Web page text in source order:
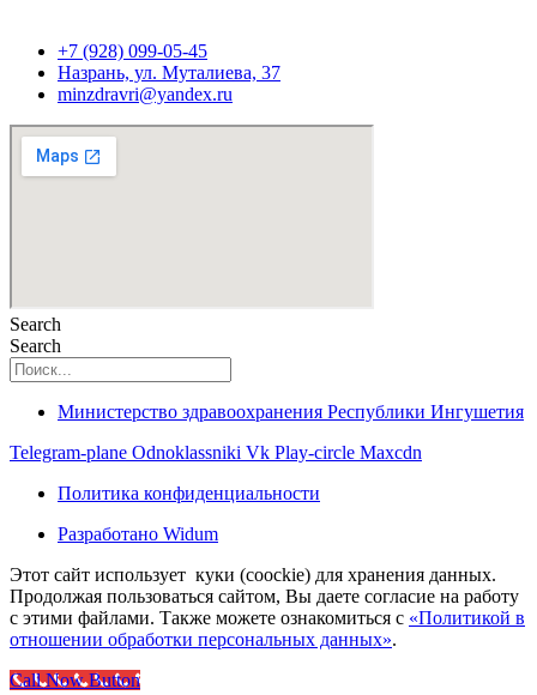
+7 (928) 099-05-45
Назрань, ул. Муталиева, 37
minzdravri@yandex.ru
Search
Search
Министерство здравоохранения Республики Ингушетия
Telegram-plane Odnoklassniki Vk Play-circle Maxcdn
Политика конфиденциальности
Разработано Widum
Этот сайт использует куки (coockie) для хранения данных.
Продолжая пользоваться сайтом, Вы даете согласие на работу
с этими файлами. Также можете ознакомиться с «Политикой в
отношении обработки персональных данных».
Call Now Button